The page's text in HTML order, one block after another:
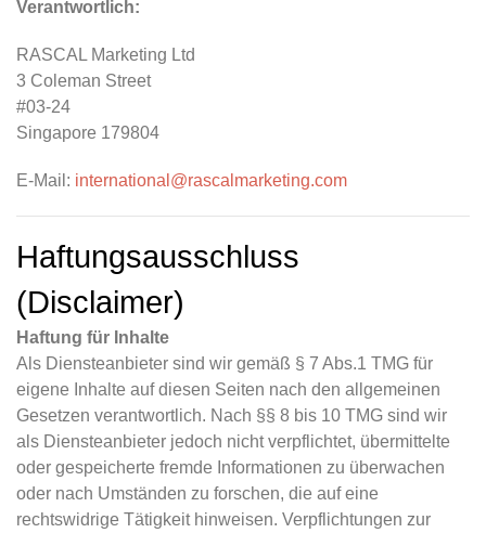
Verantwortlich:
RASCAL Marketing Ltd
3 Coleman Street
#03-24
Singapore 179804
E-Mail: international@rascalmarketing.com
Haftungsausschluss
(Disclaimer)
Haftung für Inhalte
Als Diensteanbieter sind wir gemäß § 7 Abs.1 TMG für
eigene Inhalte auf diesen Seiten nach den allgemeinen
Gesetzen verantwortlich. Nach §§ 8 bis 10 TMG sind wir
als Diensteanbieter jedoch nicht verpflichtet, übermittelte
oder gespeicherte fremde Informationen zu überwachen
oder nach Umständen zu forschen, die auf eine
rechtswidrige Tätigkeit hinweisen. Verpflichtungen zur